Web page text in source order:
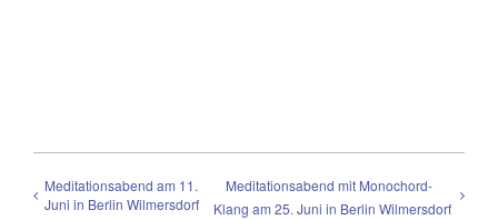
Meditationsabend am 11.
Juni in Berlin Wilmersdorf
Meditationsabend mit Monochord-
Klang am 25. Juni in Berlin Wilmersdorf